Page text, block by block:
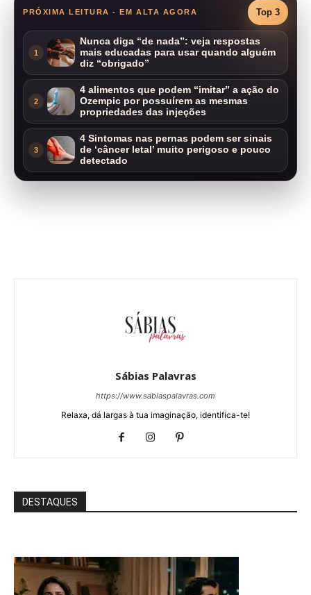
PRÓXIMA LEITURA - EM ALTA AGORA Top 3
1
Nunca diga “de nada”: veja respostas
mais educadas para usar quando alguém
diz “obrigado”
2
4 alimentos que podem “imitar” a ação do
Ozempic por possuírem as mesmas
propriedades das injeções
3
4 Sintomas nas pernas podem ser sinais
de ‘câncer letal’ muito perigoso e pouco
detectado
Sábias Palavras
https://www.sabiaspalavras.com
Relaxa, dá largas à tua imaginação, identifica-te!
DESTAQUES